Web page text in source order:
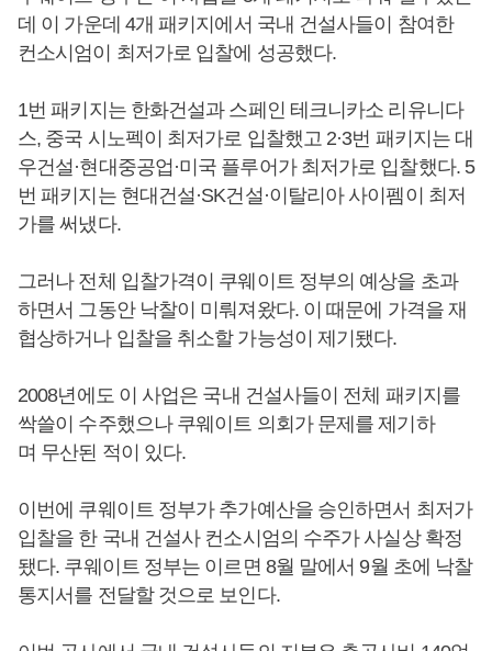
데 이 가운데 4개 패키지에서 국내 건설사들이 참여한
컨소시엄이 최저가로 입찰에 성공했다.
1번 패키지는 한화건설과 스페인 테크니카소 리유니다
스, 중국 시노펙이 최저가로 입찰했고 2·3번 패키지는 대
우건설·현대중공업·미국 플루어가 최저가로 입찰했다. 5
번 패키지는 현대건설·SK건설·이탈리아 사이펨이 최저
가를 써냈다.
그러나 전체 입찰가격이 쿠웨이트 정부의 예상을 초과
하면서 그동안 낙찰이 미뤄져왔다. 이 때문에 가격을 재
협상하거나 입찰을 취소할 가능성이 제기됐다.
2008년에도 이 사업은 국내 건설사들이 전체 패키지를
싹쓸이 수주했으나 쿠웨이트 의회가 문제를 제기하
며 무산된 적이 있다.
이번에 쿠웨이트 정부가 추가예산을 승인하면서 최저가
입찰을 한 국내 건설사 컨소시엄의 수주가 사실상 확정
됐다. 쿠웨이트 정부는 이르면 8월 말에서 9월 초에 낙찰
통지서를 전달할 것으로 보인다.